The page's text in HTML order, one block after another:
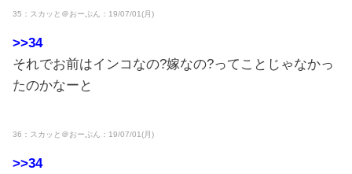
35：スカッと＠おーぷん：19/07/01(月)
>>34
それでお前はインコなの?嫁なの?ってことじゃなかっ
たのかなーと
36：スカッと＠おーぷん：19/07/01(月)
>>34